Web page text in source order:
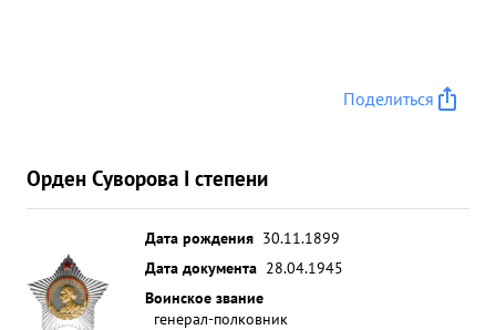
Поделиться
Орден Суворова I степени
Дата рождения 30.11.1899
Дата документа 28.04.1945
Воинское звание
генерал-полковник